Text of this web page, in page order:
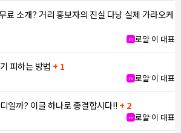
료 소개? 거리 홍보자의 진실 다낭 실제 가라오케
m 로얄 이 대표
피하는 방법 + 1
m 로얄 이 대표
일까? 이글 하나로 종결합시다!! + 2
m 로얄 이 대표